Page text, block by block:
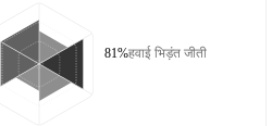
हवाई भिड़ंत जीती
81%